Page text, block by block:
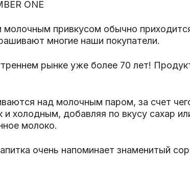
ONE
привкусом обычно
многие наши покупатели.
рынке уже более 70 лет!
над молочным паром, за счет
холодным, добавляя по вкусу сахар
молоко.
очень напоминает знаменитый